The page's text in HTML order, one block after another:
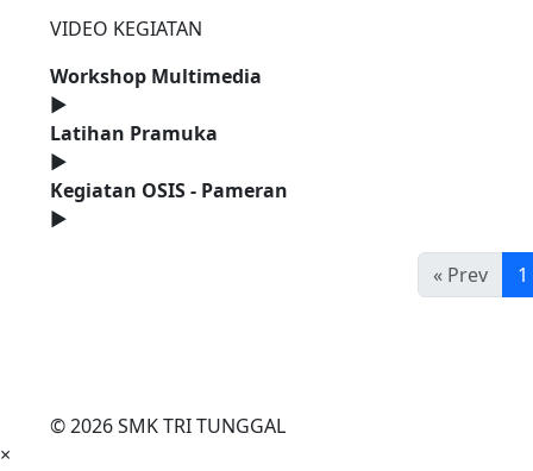
VIDEO KEGIATAN
Workshop Multimedia
►
Latihan Pramuka
►
Kegiatan OSIS - Pameran
►
« Prev 1
© 2026 SMK TRI TUNGGAL
×